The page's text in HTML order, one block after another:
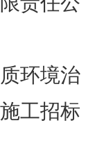
环境治
工招标